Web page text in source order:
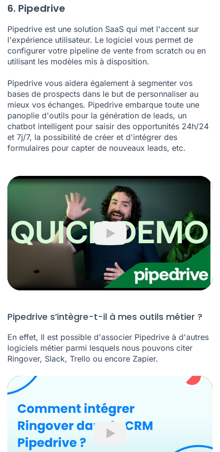
6. Pipedrive
Pipedrive est une solution SaaS qui met l'accent sur
l'expérience utilisateur. Le logiciel vous permet de
configurer votre pipeline de vente from scratch ou en
utilisant les modèles mis à disposition.
Pipedrive vous aidera également à segmenter vos
bases de prospects dans le but de personnaliser au
mieux vos échanges. Pipedrive embarque toute une
panoplie d'outils pour la génération de leads, un
chatbot intelligent pour saisir des opportunités 24h/24
et 7j/7, la possibilité de créer et d'intégrer des
formulaires pour capter de nouveaux leads, etc.
Play
Pipedrive s’intègre-t-il à mes outils métier ?
En effet, Il est possible d'associer Pipedrive à d'autres
logiciels métier parmi lesquels nous pouvons citer
Ringover, Slack, Trello ou encore Zapier.
Play